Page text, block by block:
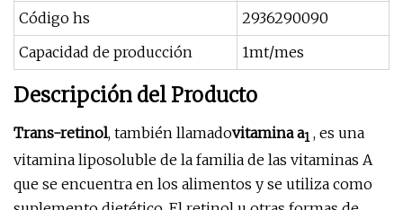
Código hs
2936290090
Capacidad de producción
1mt/mes
Descripción del Producto
Trans-retinol, también llamadovitamina a1 , es una
vitamina liposoluble de la familia de las vitaminas A
que se encuentra en los alimentos y se utiliza como